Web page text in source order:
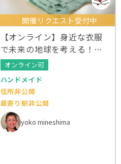
開催リクエスト受付中
【オンライン】身近な衣服
で未来の地球を考える！ク
ルエシカルWS
オンライン可
ハンドメイド
住所非公開
最寄り駅非公開
yoko mineshima